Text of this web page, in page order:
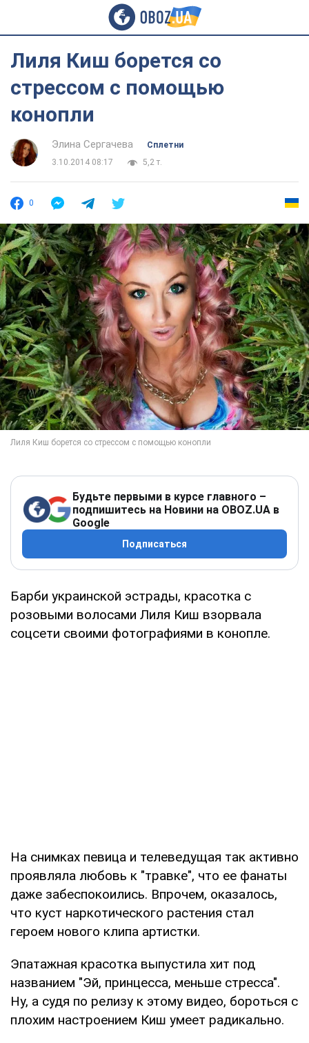
Лиля Киш борется со
стрессом с помощью
конопли
Элина Сергачева
Сплетни
3.10.2014 08:17
5,2 т.
0
Будьте первыми в курсе главного –
подпишитесь на Новини на OBOZ.UA в
Google
Подписаться
Барби украинской эстрады, красотка с
розовыми волосами Лиля Киш взорвала
соцсети своими фотографиями в конопле.
На снимках певица и телеведущая так активно
проявляла любовь к "травке", что ее фанаты
даже забеспокоились. Впрочем, оказалось,
что куст наркотического растения стал
героем нового клипа артистки.
Эпатажная красотка выпустила хит под
названием "Эй, принцесса, меньше стресса".
Ну, а судя по релизу к этому видео, бороться с
плохим настроением Киш умеет радикально.